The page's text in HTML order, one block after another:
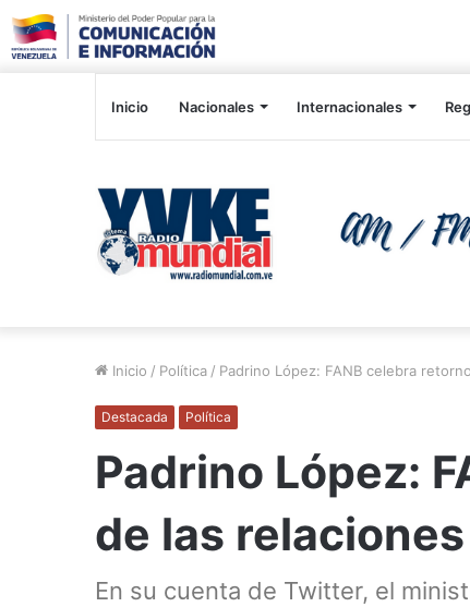
Inicio Nacionales Internacionales
Inicio / Política / Padrino López: FANB celebra
Destacada Política
Padrino López:
de las
En su cuenta de Twitter, el